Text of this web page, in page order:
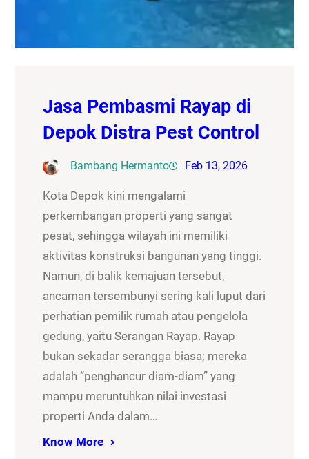
Jasa Pembasmi Rayap di
Depok Distra Pest Control
Bambang Hermanto Feb 13, 2026
Kota Depok kini mengalami
perkembangan properti yang sangat
pesat, sehingga wilayah ini memiliki
aktivitas konstruksi bangunan yang tinggi.
Namun, di balik kemajuan tersebut,
ancaman tersembunyi sering kali luput dari
perhatian pemilik rumah atau pengelola
gedung, yaitu Serangan Rayap. Rayap
bukan sekadar serangga biasa; mereka
adalah “penghancur diam-diam” yang
mampu meruntuhkan nilai investasi
properti Anda dalam…
Know More